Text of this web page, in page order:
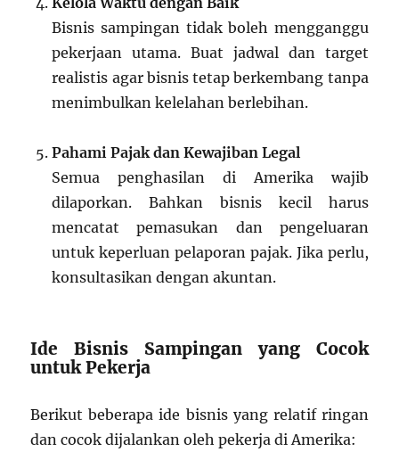
Bisnis sampingan tidak boleh mengganggu
pekerjaan utama. Buat jadwal dan target
realistis agar bisnis tetap berkembang tanpa
menimbulkan kelelahan berlebihan.
Pahami Pajak dan Kewajiban Legal
Semua penghasilan di Amerika wajib
dilaporkan. Bahkan bisnis kecil harus
mencatat pemasukan dan pengeluaran
untuk keperluan pelaporan pajak. Jika perlu,
konsultasikan dengan akuntan.
Ide Bisnis Sampingan yang Cocok
untuk Pekerja
Berikut beberapa ide bisnis yang relatif ringan
dan cocok dijalankan oleh pekerja di Amerika: